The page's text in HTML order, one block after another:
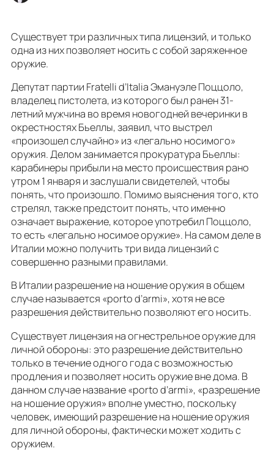
Существует три различных типа лицензий, и только
одна из них позволяет носить с собой заряженное
оружие.
Депутат партии Fratelli d’Italia Эмануэле Поццоло,
владелец пистолета, из которого был ранен 31-
летний мужчина во время новогодней вечеринки в
окрестностях Бьеллы, заявил, что выстрел
«произошел случайно» из «легально носимого»
оружия. Делом занимается прокуратура Бьеллы:
карабинеры прибыли на место происшествия рано
утром 1 января и заслушали свидетелей, чтобы
понять, что произошло. Помимо выяснения того, кто
стрелял, также предстоит понять, что именно
означает выражение, которое употребил Поццоло,
то есть «легально носимое оружие». На самом деле в
Италии можно получить три вида лицензий с
совершенно разными правилами.
В Италии разрешение на ношение оружия в общем
случае называется «porto d’armi», хотя не все
разрешения действительно позволяют его носить.
Существует лицензия на огнестрельное оружие для
личной обороны: это разрешение действительно
только в течение одного года с возможностью
продления и позволяет носить оружие вне дома. В
данном случае название «porto d’armi», «разрешение
на ношение оружия» вполне уместно, поскольку
человек, имеющий разрешение на ношение оружия
для личной обороны, фактически может ходить с
оружием.